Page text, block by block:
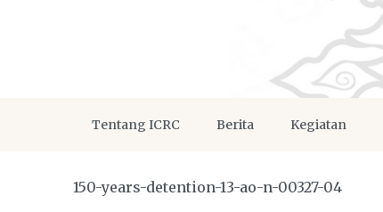
Tentang ICRC Berita Kegiatan
150-years-detention-13-ao-n-00327-04